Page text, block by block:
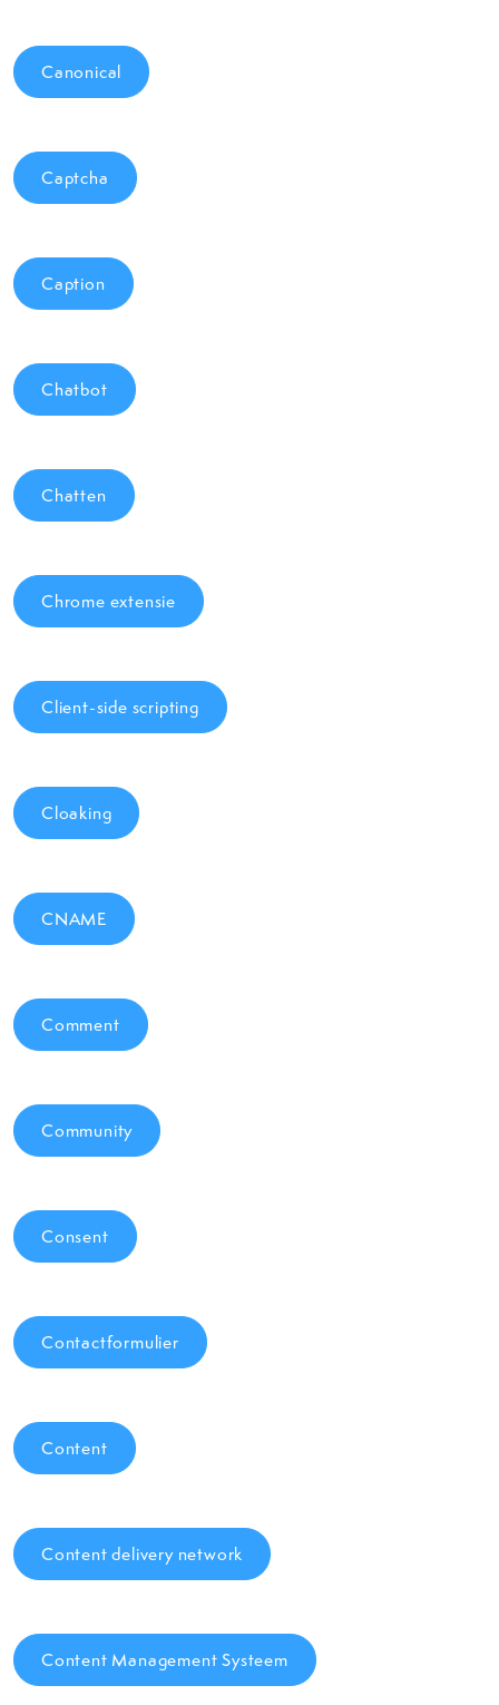
Canonical
Captcha
Caption
Chatbot
Chatten
Chrome extensie
Client-side scripting
Cloaking
CNAME
Comment
Community
Consent
Contactformulier
Content
Content delivery network
Content Management Systeem